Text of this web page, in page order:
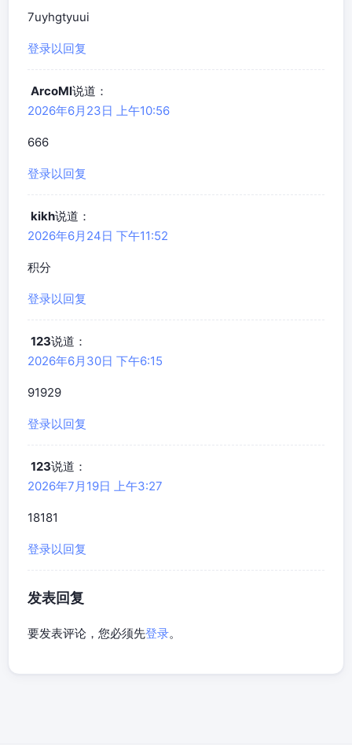
7uyhgtyuui
登录以回复
ArcoMl说道：
2026年6月23日 上午10:56
666
登录以回复
kikh说道：
2026年6月24日 下午11:52
积分
登录以回复
123说道：
2026年6月30日 下午6:15
91929
登录以回复
123说道：
2026年7月19日 上午3:27
18181
登录以回复
发表回复
要发表评论，您必须先登录。